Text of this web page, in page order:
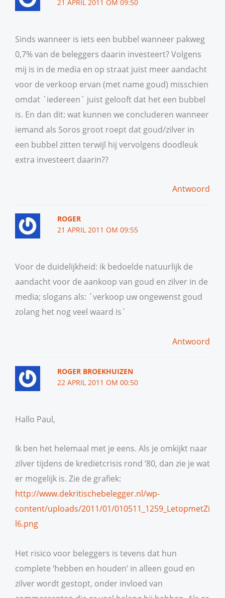
21 APRIL 2011 OM 09:50
Sinds wanneer is iets een bubbel wanneer pakweg
0,7% van de beleggers daarin investeert? Volgens
mij is in de media en op straat juist meer aandacht
voor de verkoop ervan (met name goud) misschien
omdat ´iedereen´ juist gelooft dat het een bubbel
is. En dan dit: wat kunnen we concluderen wanneer
iemand als Soros groot roept dat goud/zilver in
een bubbel zitten terwijl hij vervolgens doodleuk
extra investeert daarin??
Antwoord
ROGER
21 APRIL 2011 OM 09:55
Voor de duidelijkheid: ik bedoelde natuurlijk de
aandacht voor de aankoop van goud en zilver in de
media; slogans als: ´verkoop uw ongewenst goud
zolang het nog veel waard is´
Antwoord
ROGER BROEKHUIZEN
22 APRIL 2011 OM 00:50
Hallo Paul,
Ik ben het helemaal met je eens. Als je omkijkt naar
zilver tijdens de kredietcrisis rond ’80, dan zie je wat
er mogelijk is. Zie de grafiek:
http://www.dekritischebelegger.nl/wp-
content/uploads/2011/01/010511_1259_LetopmetZi
l6.png
Het risico voor beleggers is tevens dat hun
complete ‘hebben en houden’ in alleen goud en
zilver wordt gestopt, onder invloed van